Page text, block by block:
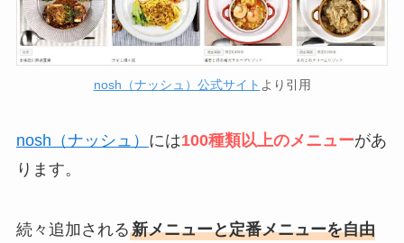
nosh（ナッシュ）公式サイト より引用
nosh（ナッシュ） には100種類以上のメニューがあ
ります。
続々追加される新メニューと定番メニューを自由